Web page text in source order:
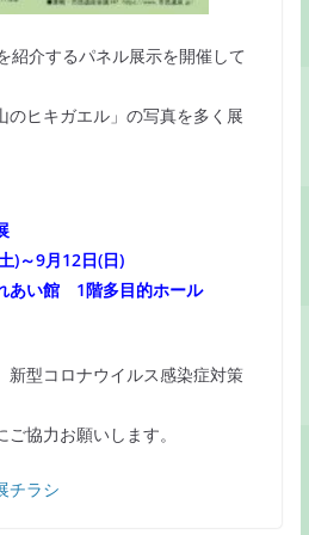
紹介するパネル展示を開催して
のヒキガエル」の写真を多く展
)～9月12日(日)
あい館 1階多目的ホール
型コロナウイルス感染症対策
協力お願いします。
チラシ